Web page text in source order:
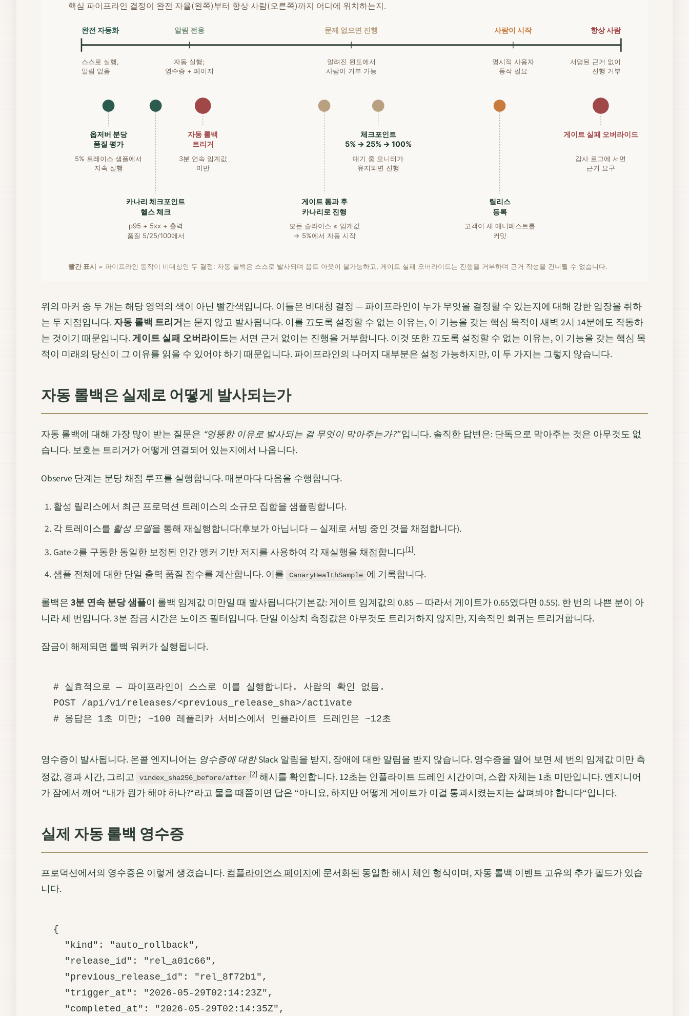
핵심 파이프라인 결정이 완전 자율(왼쪽)부터 항상 사람(오른쪽)까지 어디에 위치하는지.
완전 자동화
스스로 실행,
알림 없음
알림 전용
자동 실행;
영수증 + 페이지
문제 없으면 진행
알려진 윈도에서
사람이 거부 가능
사람이 시작
명시적 사용자
동작 필요
항상 사람
서명된 근거 없이
진행 거부
옵저버 분당
품질 평가
5% 트레이스 샘플에서
지속 실행
카나리 체크포인트
헬스 체크
p95 + 5xx + 출력
품질 5/25/100에서
자동 롤백
트리거
3분 연속 임계값
미만
게이트 통과 후
카나리로 진행
모든 슬라이스 ≥ 임계값
→ 5%에서 자동 시작
체크포인트
5% → 25% → 100%
대기 중 모니터가
유지되면 진행
릴리스
등록
고객이 새 매니페스트를
커밋
게이트 실패 오버라이드
감사 로그에 서면
근거 요구
빨간 표시 = 파이프라인 동작이 비대칭인 두 결정: 자동 롤백은 스스로 발사되며 옵트 아웃이 불가능하고, 게이트 실패 오버라이드는 진행을 거부하며 근거 작성을 건너뛸 수 없습니다.
위의 마커 중 두 개는 해당 영역의 색이 아닌 빨간색입니다. 이들은 비대칭 결정 — 파이프라인이 누가 무엇을 결정할 수 있는지에 대해 강한 입장을 취하
는 두 지점입니다. 자동 롤백 트리거는 묻지 않고 발사됩니다. 이를 끄도록 설정할 수 없는 이유는, 이 기능을 갖는 핵심 목적이 새벽 2시 14분에도 작동하
는 것이기 때문입니다.게이트 실패 오버라이드는 서면 근거 없이는 진행을 거부합니다. 이것 또한 끄도록 설정할 수 없는 이유는, 이 기능을 갖는 핵심 목
적이 미래의 당신이 그 이유를 읽을 수 있어야 하기 때문입니다. 파이프라인의 나머지 대부분은 설정 가능하지만, 이 두 가지는 그렇지 않습니다.
자동 롤백은 실제로 어떻게 발사되는가
자동 롤백에 대해 가장 많이 받는 질문은 “엉뚱한 이유로 발사되는 걸 무엇이 막아주는가?”입니다. 솔직한 답변은: 단독으로 막아주는 것은 아무것도 없
습니다. 보호는 트리거가 어떻게 연결되어 있는지에서 나옵니다.
Observe 단계는 분당 채점 루프를 실행합니다. 매분마다 다음을 수행합니다.
활성 릴리스에서 최근 프로덕션 트레이스의 소규모 집합을 샘플링합니다.
각 트레이스를 활성 모델을 통해 재실행합니다(후보가 아닙니다 — 실제로 서빙 중인 것을 채점합니다).
Gate-2를 구동한 동일한 보정된 인간 앵커 기반 저지를 사용하여 각 재실행을 채점합니다[1].
샘플 전체에 대한 단일 출력 품질 점수를 계산합니다. 이를
CanaryHealthSample 에 기록합니다.
롤백은 3분 연속 분당 샘플이 롤백 임계값 미만일 때 발사됩니다(기본값: 게이트 임계값의 0.85 — 따라서 게이트가 0.65였다면 0.55). 한 번의 나쁜 분이 아
니라 세 번입니다. 3분 잠금 시간은 노이즈 필터입니다. 단일 이상치 측정값은 아무것도 트리거하지 않지만, 지속적인 회귀는 트리거합니다.
잠금이 해제되면 롤백 워커가 실행됩니다.
# 실효적으로 — 파이프라인이 스스로 이를 실행합니다. 사람의 확인 없음.
POST /api/v1/releases/<previous_release_sha>/activate
영수증이 발사됩니다. 온콜 엔지니어는 영수증에 대한Slack 알림을 받지, 장애에 대한 알림을 받지 않습니다. 영수증을 열어 보면 세 번의 임계값 미만 측
정값, 경과 시간, 그리고
vindex_sha256_before/after [2] 해시를 확인합니다. 12초는 인플라이트 드레인 시간이며, 스왑 자체는 1초 미만입니다. 엔지니어
가 잠에서 깨어 “내가 뭔가 해야 하나?“라고 물을 때쯤이면 답은 “아니요, 하지만 어떻게 게이트가 이걸 통과시켰는지는 살펴봐야 합니다“입니다.
실제 자동 롤백 영수증
프로덕션에서의 영수증은 이렇게 생겼습니다. 컴플라이언스 페이지에 문서화된 동일한 해시 체인 형식이며, 자동 롤백 이벤트 고유의 추가 필드가 있습
니다.
{
  "kind": "auto_rollback",
  "release_id": "rel_a01c66",
  "previous_release_id": "rel_8f72b1",
  "trigger_at": "2026-05-29T02:14:23Z",
  "completed_at": "2026-05-29T02:14:35Z",